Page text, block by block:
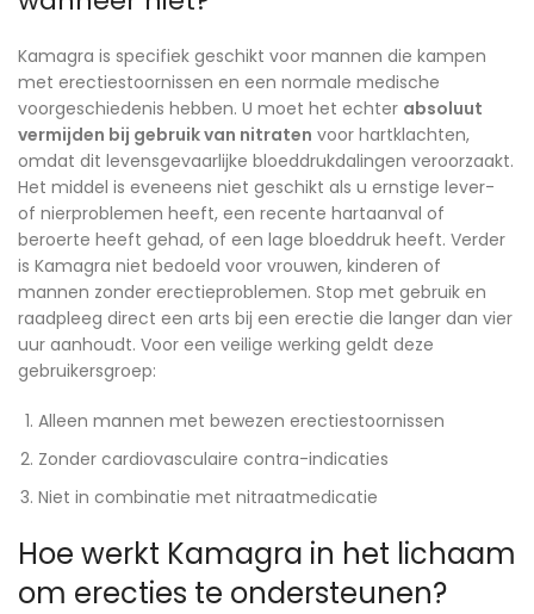
Kamagra is specifiek geschikt voor mannen die kampen
met erectiestoornissen en een normale medische
voorgeschiedenis hebben. U moet het echter absoluut
vermijden bij gebruik van nitraten voor hartklachten,
omdat dit levensgevaarlijke bloeddrukdalingen veroorzaakt.
Het middel is eveneens niet geschikt als u ernstige lever-
of nierproblemen heeft, een recente hartaanval of
beroerte heeft gehad, of een lage bloeddruk heeft. Verder
is Kamagra niet bedoeld voor vrouwen, kinderen of
mannen zonder erectieproblemen. Stop met gebruik en
raadpleeg direct een arts bij een erectie die langer dan vier
uur aanhoudt. Voor een veilige werking geldt deze
gebruikersgroep:
Alleen mannen met bewezen erectiestoornissen
Zonder cardiovasculaire contra-indicaties
Niet in combinatie met nitraatmedicatie
Hoe werkt Kamagra in het lichaam
om erecties te ondersteunen?